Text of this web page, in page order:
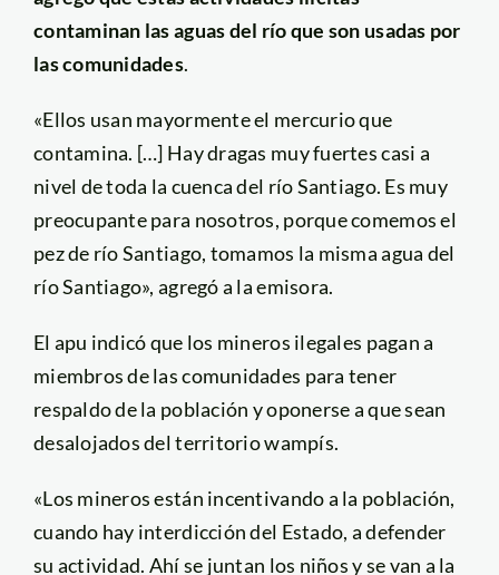
contaminan las aguas del río que son usadas por
las comunidades.
«Ellos usan mayormente el mercurio que
contamina. […] Hay dragas muy fuertes casi a
nivel de toda la cuenca del río Santiago. Es muy
preocupante para nosotros, porque comemos el
pez de río Santiago, tomamos la misma agua del
río Santiago», agregó a la emisora.
El apu indicó que los mineros ilegales pagan a
miembros de las comunidades para tener
respaldo de la población y oponerse a que sean
desalojados del territorio wampís.
«Los mineros están incentivando a la población,
cuando hay interdicción del Estado, a defender
su actividad. Ahí se juntan los niños y se van a la